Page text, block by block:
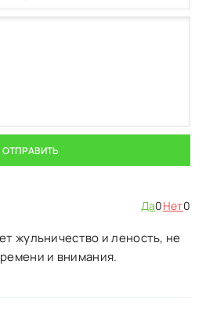
ОТПРАВИТЬ
Да0Нет0
жульничество и леность, не
и внимания.